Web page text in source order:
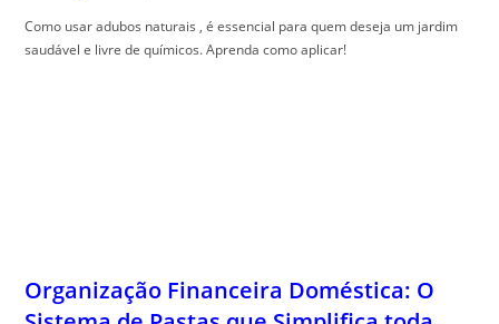
Como usar adubos naturais , é essencial para quem deseja um jardim
saudável e livre de químicos. Aprenda como aplicar!
Organização Financeira Doméstica: O